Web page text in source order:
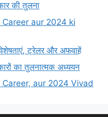
की तुलना
aur 2024 ki
ट्रेलर और अफवाहें
का तुलनात्मक अध्ययन
aur 2024 Vivad